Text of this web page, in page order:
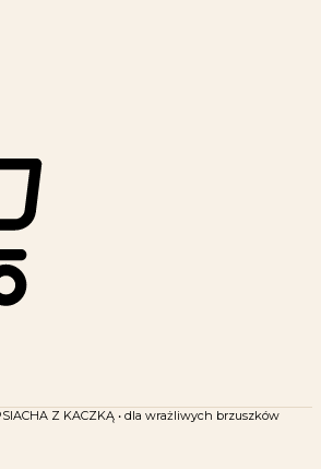
Z KACZKĄ • dla wrażliwych brzuszków